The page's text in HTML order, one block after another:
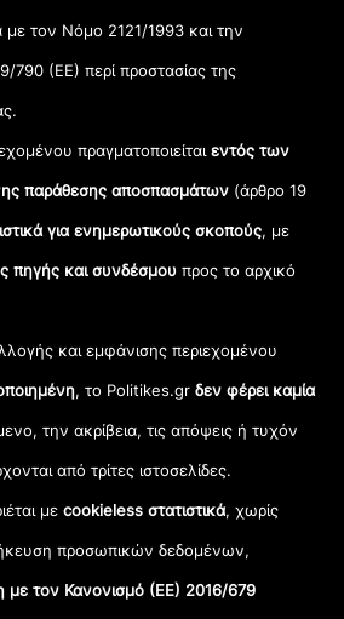
τον Νόμο 2121/1993 και την
790 (ΕΕ) περί προστασίας της
πραγματοποιείταιεντός των
παράθεσης αποσπασμάτων (άρθρο 19
για ενημερωτικούς σκοπούς, με
πηγής και συνδέσμου προς το αρχικό
και εμφάνισης περιεχομένου
, το Politikes.grδεν φέρει καμία
την ακρίβεια, τις απόψεις ή τυχόν
από τρίτες ιστοσελίδες.
μεcookieless στατιστικά, χωρίς
προσωπικών δεδομένων,
τον Κανονισμό (ΕΕ) 2016/679